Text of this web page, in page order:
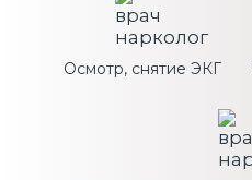
Осмотр, снятие ЭКГ